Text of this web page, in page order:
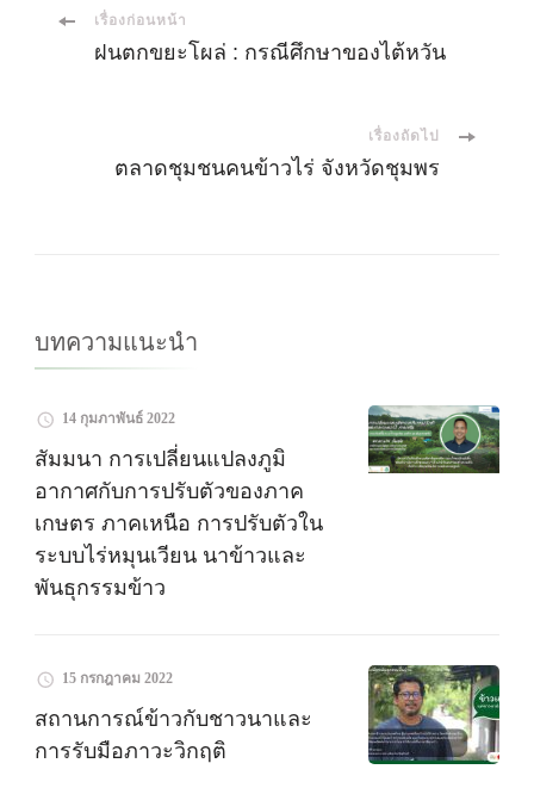
เมนูเรื่องก่อนหน้า
ฝนตกขยะโผล่ : กรณีศึกษาของไต้หวัน
เรื่องถัดไป
ตลาดชุมชนคนข้าวไร่ จังหวัดชุมพร
บทความแนะนำ
14 กุมภาพันธ์ 2022
สัมมนา การเปลี่ยนแปลงภูมิ
อากาศกับการปรับตัวของภาค
เกษตร ภาคเหนือ การปรับตัวใน
ระบบไร่หมุนเวียน นาข้าวและ
พันธุกรรมข้าว
15 กรกฎาคม 2022
สถานการณ์ข้าวกับชาวนาและ
การรับมือภาวะวิกฤติ